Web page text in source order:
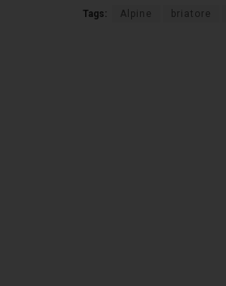
Tags: Alpine briatore